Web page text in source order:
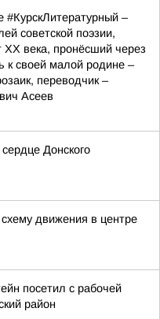
#КурскЛитературный –
советской поэзии,
века, пронёсший через
к своей малой родине –
переводчик –
Асеев
Донского
движения в центре
посетил с рабочей
район